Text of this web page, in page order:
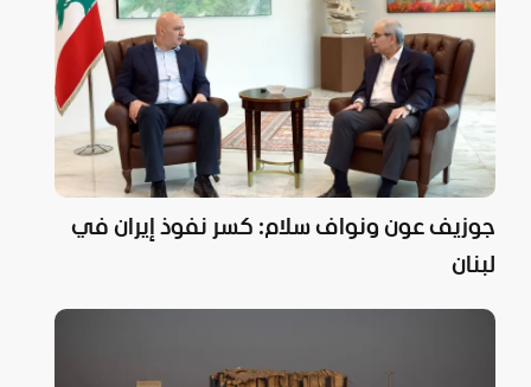
جوزيف عون ونواف سلام: كسر نفوذ إيران في
لبنان